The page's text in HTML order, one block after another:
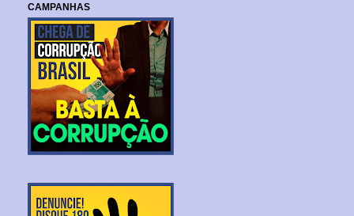
CAMPANHAS